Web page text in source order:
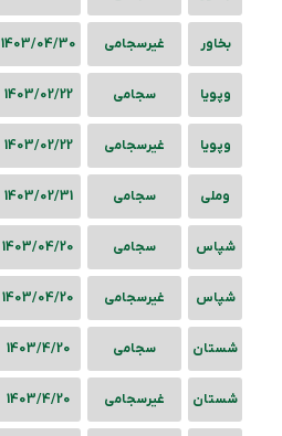
بخاور غیرسجامی 1403/04/30
وپویا سجامی 1403/02/22
وپویا غیرسجامی 1403/02/22
وملی سجامی 1403/02/31
شپاس سجامی 1403/04/20
شپاس غیرسجامی 1403/04/20
شستان سجامی 1403/4/20
شستان غیرسجامی 1403/4/20